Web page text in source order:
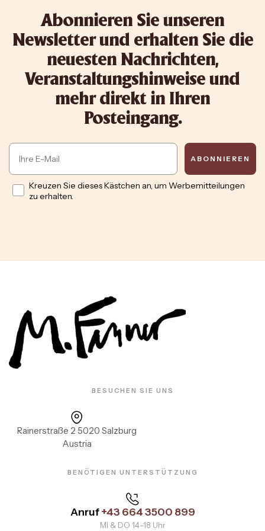
Abonnieren Sie unseren
Newsletter und erhalten Sie die
neuesten Nachrichten,
Veranstaltungshinweise und
mehr direkt in Ihren
Posteingang.
Email
ABONNIEREN
Opt inKreuzen Sie dieses Kästchen an, um Werbemitteilungen
zu erhalten.
BESUCHEN SIE UNS
Rainerstraße 2 5020 Salzburg
Austria
BENÖTIGEN UNTERSTÜTZUNG
Anruf+43 664 3500 899
MI & DO 14–18 Uhr